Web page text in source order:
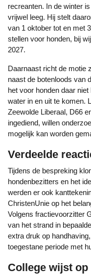
recreanten. In de winter
vrijwel leeg. Hij stelt
van 1 oktober tot en met
stellen voor honden, bij
2027.
Daarnaast richt de motie zich op het Groene Strand, gelegen
naast de botenloods van
het voor honden daar
water in en uit te komen.
Zeewolde Liberaal, D66
ingediend, willen
mogelijk kan worden
Verdeelde
Tijdens de bespreking klonk er begrip voor de wens van
hondenbezitters en het
werden er ook
ChristenUnie op het
Volgens fractievoorzitter
van het strand in
extra druk op
toegestane periode met
College wijst op